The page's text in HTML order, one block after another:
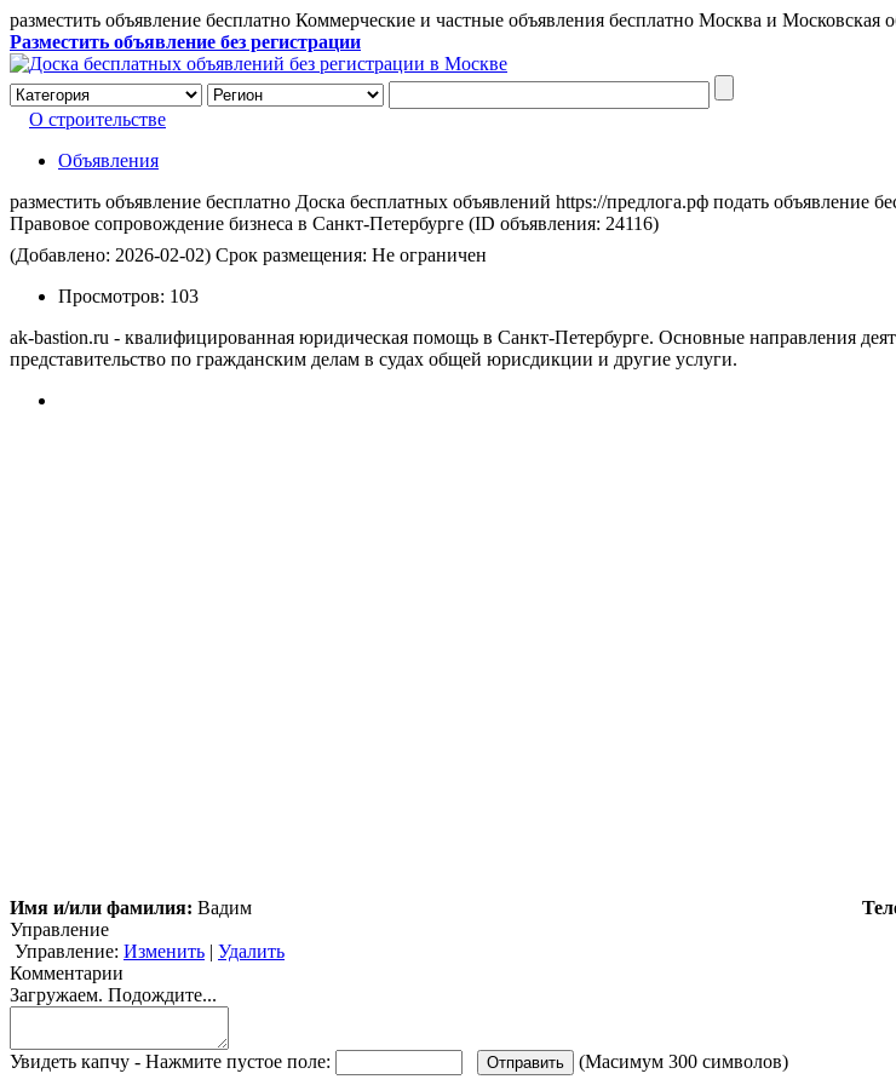
разместить объявление бесплатно Коммерческие и частные объявления бесплатно Москва и Московская
Разместить объявление без регистрации
О строительстве
Объявления
разместить объявление бесплатно Доска бесплатных объявлений https://предлога.рф подать объявление
Правовое сопровождение бизнеса в Санкт-Петербурге (ID объявления: 24116)
(Добавлено: 2026-02-02) Срок размещения: Не ограничен
Просмотров: 103
ak-bastion.ru - квалифицированная юридическая помощь в Санкт-Петербурге. Основные направления
представительство по гражданским делам в судах общей юрисдикции и другие услуги.
Имя и/или фамилия: Вадим
Управление
Управление: Изменить | Удалить
Комментарии
Загружаем. Подождите...
Увидеть капчу - Нажмите пустое поле: (Масимум 300 символов)